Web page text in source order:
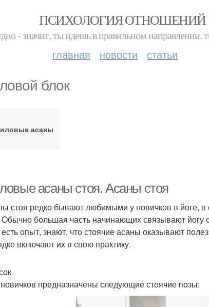
ПСИХОЛОГИЯ ОТНОШЕНИЙ
- значит, ты идешь в правильном направлении.
главная новости статьи
блок
асаны
асаны стоя. Асаны стоя
стоя редко бывают любимыми у новичков в йоге, в
большая часть начинающих связывают йогу
есть опыт, знают, что стоячие асаны оказывают
включают их в свою практику.
предназначены следующие стоячие позы: